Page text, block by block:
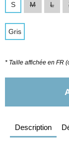
S M L
Gris
* Taille affichée en FR
Description